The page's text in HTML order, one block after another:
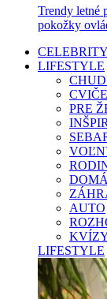
Trendy letné
pokožky
CELEBRITY
LIFESTYLE
PRE
AUTO
LIFESTYLE